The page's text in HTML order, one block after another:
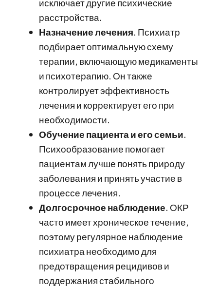
расстройства.
Назначение лечения. Психиатр
подбирает оптимальную схему
терапии, включающую медикаменты
и психотерапию. Он также
контролирует эффективность
лечения и корректирует его при
необходимости.
Обучение пациента и его семьи.
Психообразование помогает
пациентам лучше понять природу
заболевания и принять участие в
процессе лечения.
Долгосрочное наблюдение. ОКР
часто имеет хроническое течение,
поэтому регулярное наблюдение
психиатра необходимо для
предотвращения рецидивов и
поддержания стабильного